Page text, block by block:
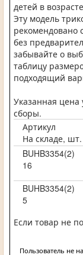
детей в
Эту модель
рекомендовано
без
забывайте о
таблицу
подходящий
Указанная
сборы.
Артикул
На складе, шт.
BUHB3354(2)
16
BUHB3354(2)
5
Если товар не
Пользователь не